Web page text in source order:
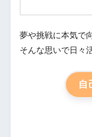
夢や挑戦に本気で
そんな思いで日々
自